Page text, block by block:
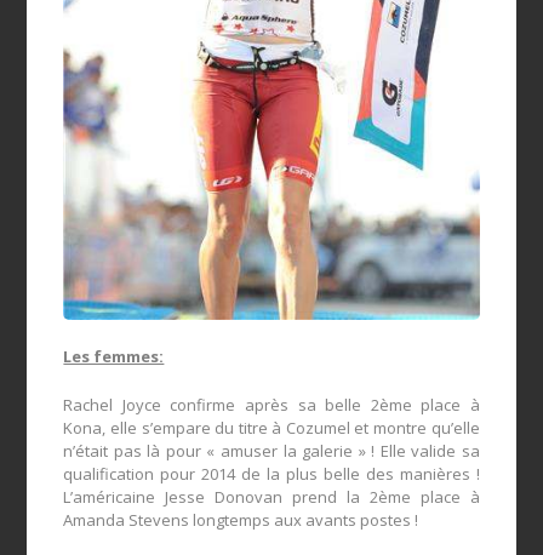
Les femmes:
Rachel Joyce confirme après sa belle 2ème place à
Kona, elle s’empare du titre à Cozumel et montre qu’elle
n’était pas là pour « amuser la galerie » ! Elle valide sa
qualification pour 2014 de la plus belle des manières !
L’américaine Jesse Donovan prend la 2ème place à
Amanda Stevens longtemps aux avants postes !